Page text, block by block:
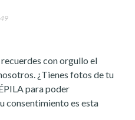
con orgullo el
¿Tienes fotos de tu
para poder
consentimiento es esta